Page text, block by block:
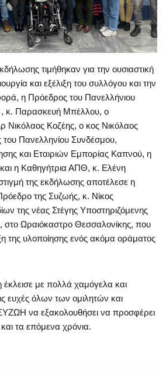
τιμήθηκαν για την ουσιαστική
και εξέλιξη του συλλόγου και την
η Πρόεδρος του Πανελλήνιου
Παρασκευή Μπέλλου, ο
Νικόλαος Κοζέης, ο κος Νικόλαος
Πανελληνίου Συνδέσμου,
και Εταιριών Εμπορίας Καπνού, η
η Καθηγήτρια ΑΠΘ, κ. Ελένη
της εκδήλωσης αποτέλεσε η
της Συζωής, κ. Νίκος
της νέας Στέγης Υποστηριζόμενης
στο Ωραιόκαστρο Θεσσαλονίκης, που
της υλοποίησης ενός ακόμα οράματος
με πολλά χαμόγελα και
ευχές όλων των ομιλητών και
να εξακολουθήσει να προσφέρει
τα επόμενα χρόνια.